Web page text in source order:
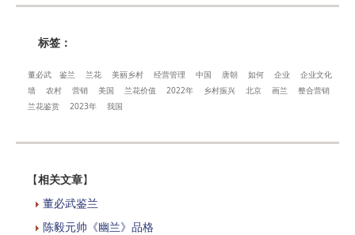
标签：
董必武 鉴兰 兰花 美丽乡村 经营管理 中国 唐朝 如何 企业
企业文化
墙
农村 营销 美国 兰花价值 2022年 乡村振兴 北京 画兰
整合营销
兰花鉴赏
2023年 我国
【相关文章】
董必武鉴兰
陈毅元帅《幽兰》品格